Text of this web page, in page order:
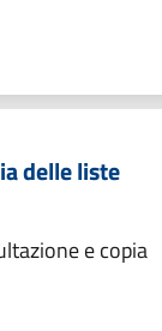
delle liste
e copia